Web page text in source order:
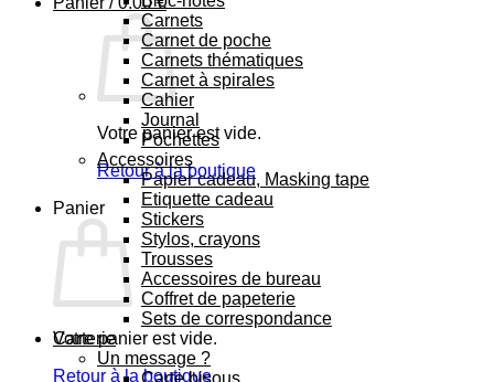
Votre panier est vide.
Retour à la boutique
Panier
Votre panier est vide.
Retour à la boutique
Carnets
Carnet de poche
Carnets thématiques
Carnet à spirales
Cahier
Journal
Pochettes
Accessoires
Papier cadeau, Masking tape
Etiquette cadeau
Stickers
Stylos, crayons
Trousses
Accessoires de bureau
Coffret de papeterie
Sets de correspondance
Carterie
Un message ?
Carte bisous